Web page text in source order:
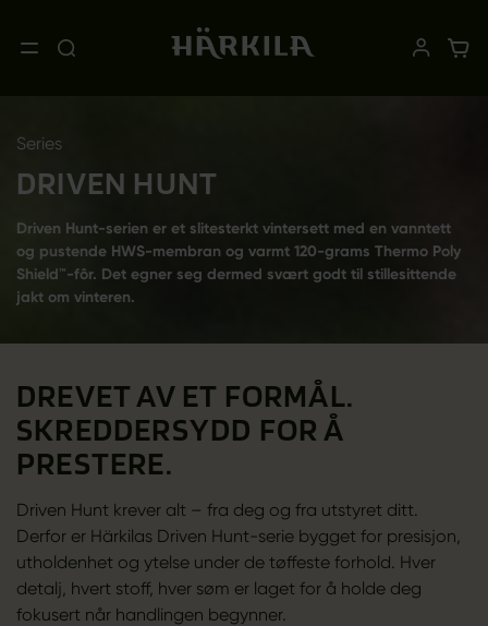
Series
DRIVEN HUNT
Driven Hunt-serien er et slitesterkt vintersett med en vanntett
og pustende HWS-membran og varmt 120-grams Thermo Poly
Shield™-fôr. Det egner seg dermed svært godt til stillesittende
jakt om vinteren.
DREVET AV ET FORMÅL.
SKREDDERSYDD FOR Å
PRESTERE.
Driven Hunt krever alt – fra deg og fra utstyret ditt.
Derfor er Härkilas Driven Hunt-serie bygget for presisjon,
utholdenhet og ytelse under de tøffeste forhold. Hver
detalj, hvert stoff, hver søm er laget for å holde deg
fokusert når handlingen begynner.